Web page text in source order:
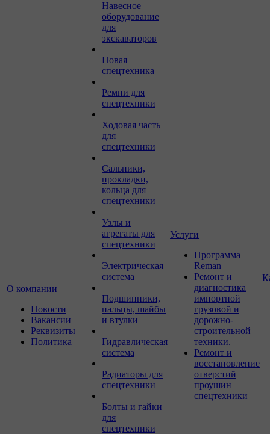
О компании
Новости
Вакансии
Реквизиты
Политика
Навесное
оборудование
для
экскаваторов
Новая
спецтехника
Ремни для
спецтехники
Ходовая часть
для
спецтехники
Сальники,
прокладки,
кольца для
спецтехники
Узлы и
агрегаты для
спецтехники
Электрическая
система
Подшипники,
пальцы, шайбы
и втулки
Гидравлическая
система
Радиаторы для
спецтехники
Болты и гайки
для
спецтехники
Услуги
Программа
Reman
Ремонт и
диагностика
импортной
грузовой и
дорожно-
строительной
техники.
Ремонт и
восстановление
отверстий
проушин
спецтехники